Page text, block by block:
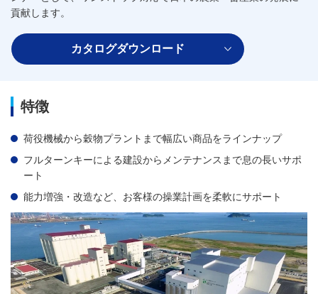
貢献します。
カタログダウンロード
特徴
荷役機械から穀物プラントまで幅広い商品をラインナップ
フルターンキーによる建設からメンテナンスまで息の長いサポ
ート
能力増強・改造など、お客様の操業計画を柔軟にサポート